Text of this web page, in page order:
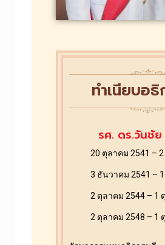
ทำเนียบอ
รศ. ดร.วันชัย
20 ตุลาคม 2541 –
3 ธันวาคม 2541 –
2 ตุลาคม 2544 – 1
2 ตุลาคม 2548 – 1